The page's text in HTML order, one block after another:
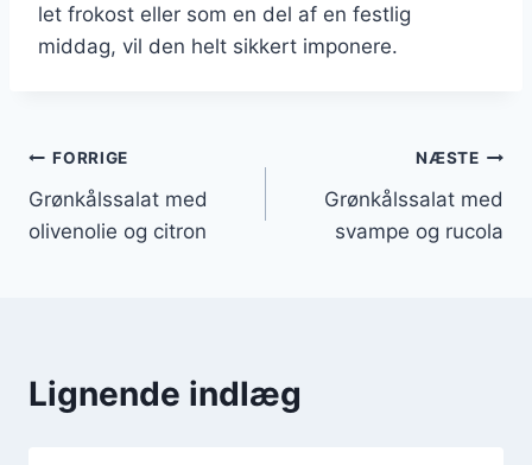
let frokost eller som en del af en festlig
middag, vil den helt sikkert imponere.
Indlægsnavigation
FORRIGE
Grønkålssalat med
olivenolie og citron
NÆSTE
Grønkålssalat med
svampe og rucola
Lignende indlæg